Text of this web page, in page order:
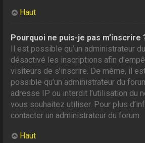
Haut
Pourquoi ne puis-je pas m’inscrire
Il est possible qu’un administrateur
désactivé les inscriptions afin
visiteurs de s’inscrire. De même, il
possible qu’un administrateur du
adresse IP ou interdit l’utilisation du
vous souhaitez utiliser. Pour plus
contacter un administrateur du forum.
Haut